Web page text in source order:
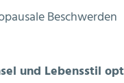
Beschwerden
und Lebensstil